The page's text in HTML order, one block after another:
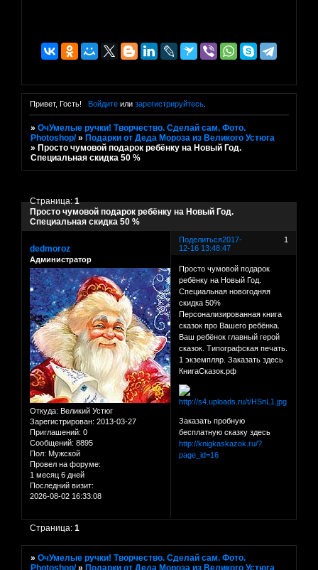
Привет, Гость! Войдитеили зарегистрируйтесь.
»ОчУмелые ручки! Творчество. Сделай сам. Фото.
Photoshop/ » Подарки от Деда Мороза из Великого Устюга
» Просто чумовой подарок ребёнку на Новый Год.
Специальная скидка 50 %
Просто чумовой подарок ребёнку на Новый Год.
Специальная скидка 50 %
Страница:1
Поделиться 1
2017-
12-16 13:48:47
dedmoroz
Администратор
Откуда: Великий Устюг
Зарегистрирован: 2013-03-27
Приглашений: 0
Сообщений: 8895
Пол: Мужской
Провел на форуме:
1 месяц 6 дней
Последний визит:
2026-08-02 16:33:08
Просто чумовой подарок
ребёнку на Новый Год.
Специальная новогодняя
скидка 50%
Персонализированная книга
сказок про Вашего ребёнка.
Ваш ребёнок главный герой
сказок. Типографская печать.
1 экземпляр. Заказать здесь
КнигаСказок.рф
Заказать пробную
бесплатную сказку здесь
http://knigkaskazok.ru/?
page_id=16
Страница:1
»ОчУмелые ручки! Творчество. Сделай сам. Фото.
Photoshop/ »Подарки от Деда Мороза из Великого Устюга